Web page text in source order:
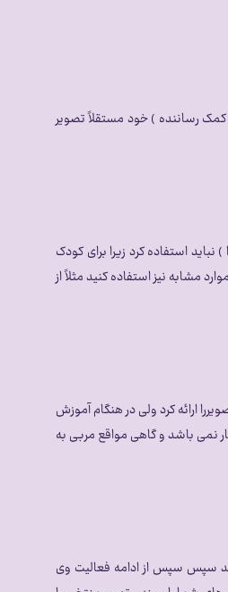
کمک رساننده ) خود مستقلاً تصویر
استفاده کرد زیرا برای کودک
مشابه نیز استفاده کنید مثلاً از
ارائه کرد ولی در هنگام آموزش
نمی باشد و گاهی مواقع مربی به
سپس سپس از ادامه فعالیت وی